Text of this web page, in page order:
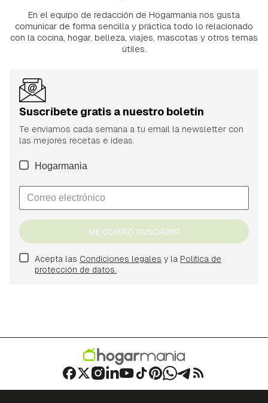
En el equipo de redacción de Hogarmania nos gusta
comunicar de forma sencilla y práctica todo lo relacionado
con la cocina, hogar, belleza, viajes, mascotas y otros temas
útiles.
Suscríbete gratis a nuestro boletín
Te enviamos cada semana a tu email la newsletter con
las mejores recetas e ideas.
Hogarmania
ME QUIERO SUSCRIBIR
Acepta las Condiciones legales y la Política de
protección de datos.